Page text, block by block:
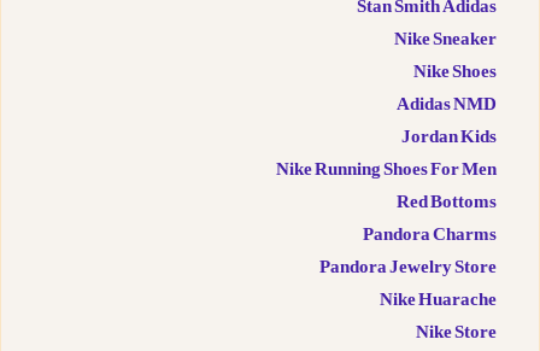
Stan Smith Adidas
Nike Sneaker
Nike Shoes
Adidas NMD
Jordan Kids
Nike Running Shoes For Men
Red Bottoms
Pandora Charms
Pandora Jewelry Store
Nike Huarache
Nike Store